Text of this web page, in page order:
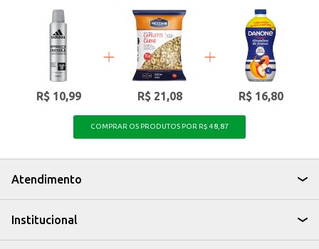
R$ 10,99 R$ 21,08 R$ 16,80
COMPRAR OS PRODUTOS POR R$ 48,87
Atendimento
Institucional